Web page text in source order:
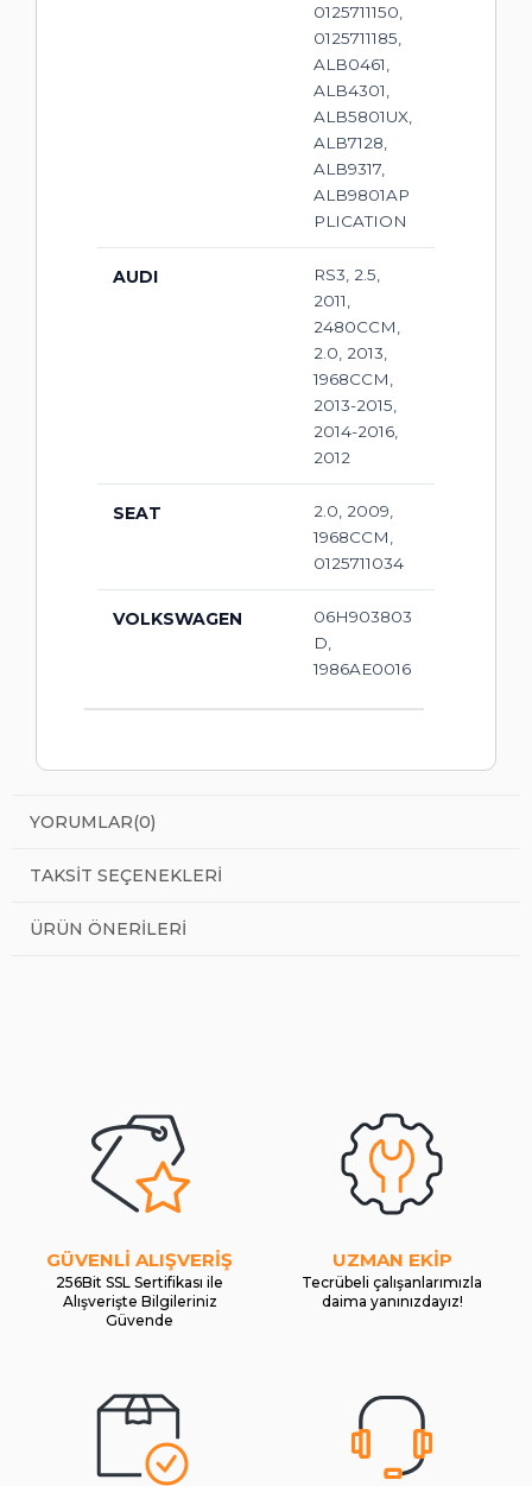
0125711150,
0125711185,
ALB0461,
ALB4301,
ALB5801UX,
ALB7128,
ALB9317,
ALB9801AP
PLICATION
AUDI
RS3, 2.5,
2011,
2480CCM,
2.0, 2013,
1968CCM,
2013-2015,
2014-2016,
2012
SEAT
2.0, 2009,
1968CCM,
0125711034
VOLKSWAGEN
06H903803
D,
1986AE0016
YORUMLAR(0)
TAKSIT SEÇENEKLERI
ÜRÜN ÖNERILERI
GÜVENLİ ALIŞVERİŞ
256Bit SSL Sertifikası ile
Alışverişte Bilgileriniz
Güvende
UZMAN EKİP
Tecrübeli çalışanlarımızla
daima yanınızdayız!